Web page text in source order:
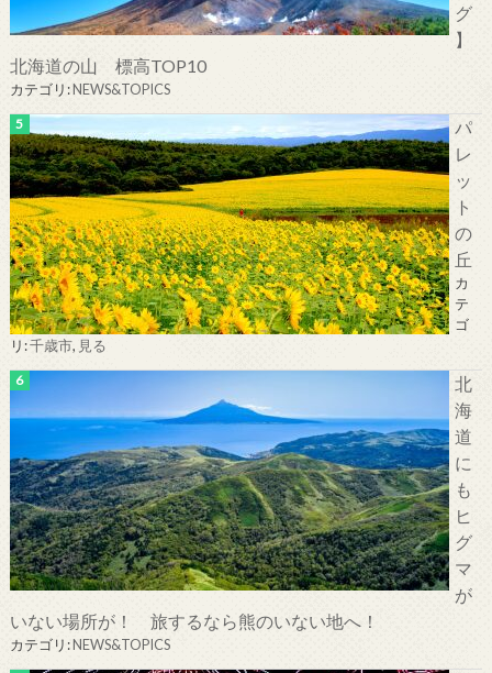
グ
】
北海道の山 標高TOP10
カテゴリ:NEWS&TOPICS
パ
レ
ッ
ト
の
丘
カ
テ
ゴ
リ:千歳市, 見る
北
海
道
に
も
ヒ
グ
マ
が
いない場所が！ 旅するなら熊のいない地へ！
カテゴリ:NEWS&TOPICS